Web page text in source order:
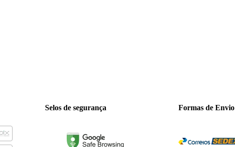
Selos de segurança Formas de Envio